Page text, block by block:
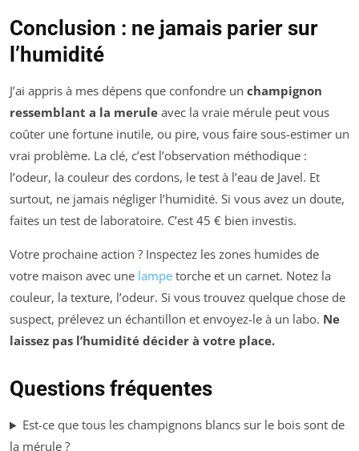
Conclusion : ne jamais parier sur
l’humidité
J’ai appris à mes dépens que confondre un champignon
ressemblant a la merule avec la vraie mérule peut vous
coûter une fortune inutile, ou pire, vous faire sous-estimer un
vrai problème. La clé, c’est l’observation méthodique :
l’odeur, la couleur des cordons, le test à l’eau de Javel. Et
surtout, ne jamais négliger l’humidité. Si vous avez un doute,
faites un test de laboratoire. C’est 45 € bien investis.
Votre prochaine action ? Inspectez les zones humides de
votre maison avec une lampe torche et un carnet. Notez la
couleur, la texture, l’odeur. Si vous trouvez quelque chose de
suspect, prélevez un échantillon et envoyez-le à un labo. Ne
laissez pas l’humidité décider à votre place.
Questions fréquentes
Est-ce que tous les champignons blancs sur le bois sont de
la mérule ?